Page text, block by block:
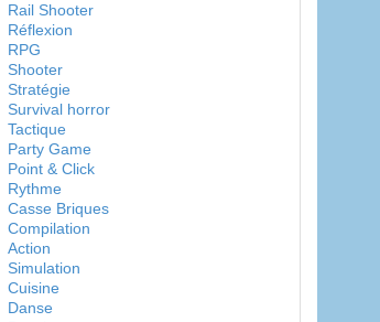
Rail Shooter
Réflexion
RPG
Shooter
Stratégie
Survival horror
Tactique
Party Game
Point & Click
Rythme
Casse Briques
Compilation
Action
Simulation
Cuisine
Danse